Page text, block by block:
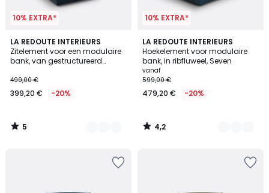
10% EXTRA*
LA REDOUTE INTERIEURS
Zitelement voor een modulaire
bank, van gestructureerd
499,00 €
399,20 € -20%
5
/
5
3
Kleuren
5
/
10% EXTRA*
LA REDOUTE INTERIEURS
Hoekelement voor modulaire
bank, in ribfluweel, Seven
vanaf
599,00 €
479,20 € -20%
4,2
/ 5
5
Kleuren
4,2
/